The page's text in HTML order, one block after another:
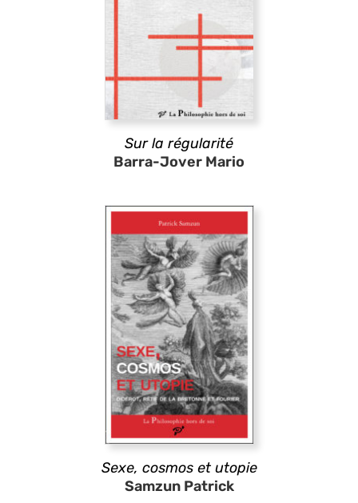
Sur la régularité
Barra-Jover Mario
Sexe, cosmos et utopie
Samzun Patrick